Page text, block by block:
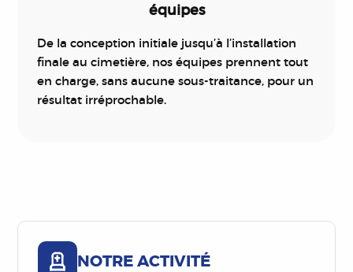
équipes
De la conception initiale jusqu’à l’installation
finale au cimetière, nos équipes prennent tout
en charge, sans aucune sous-traitance, pour un
résultat irréprochable.
NOTRE ACTIVITÉ